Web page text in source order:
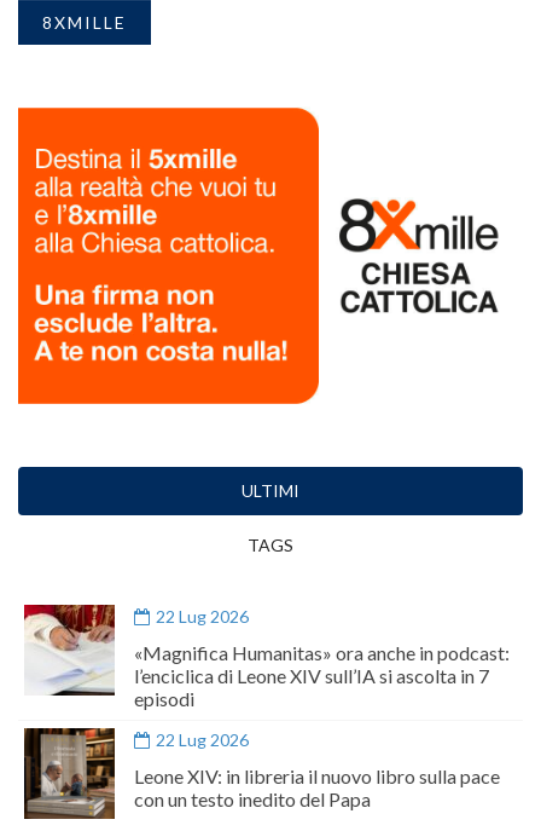
8XMILLE
ULTIMI
TAGS
22 Lug 2026
«Magnifica Humanitas» ora anche in podcast:
l’enciclica di Leone XIV sull’IA si ascolta in 7
episodi
22 Lug 2026
Leone XIV: in libreria il nuovo libro sulla pace
con un testo inedito del Papa